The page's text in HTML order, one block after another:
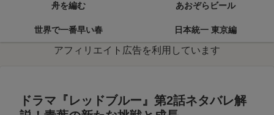
舟を編む あおぞらビール
世界で一番早い春 日本統一 東京編
アフィリエイト広告を利用しています
ドラマ『レッドブルー』第2話ネタバレ解